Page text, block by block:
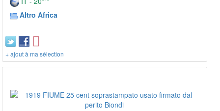
Altro Africa
+ ajout à ma sélection